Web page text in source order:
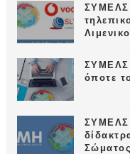
ΣΥΜΕΛΣ:
όποτε
ΣΥΜΕΛΣ
Σώματος